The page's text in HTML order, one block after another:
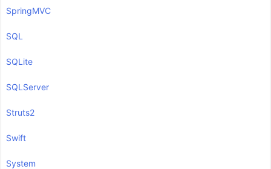
SpringMVC
SQL
SQLite
SQLServer
Struts2
Swift
System